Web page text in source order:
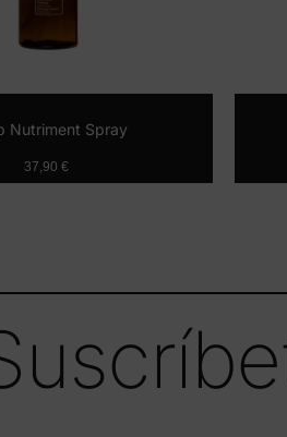
Nutriment Spray
37,90 €